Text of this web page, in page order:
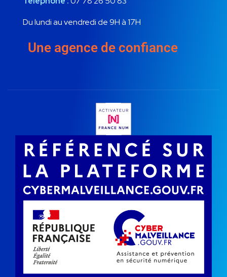
Du lundi au vendredi de 9H à 17H
Une agence de confiance